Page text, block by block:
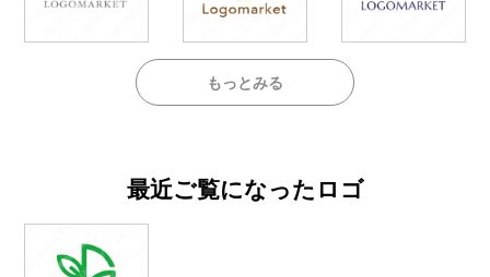
もっとみる
最近ご覧になったロゴ